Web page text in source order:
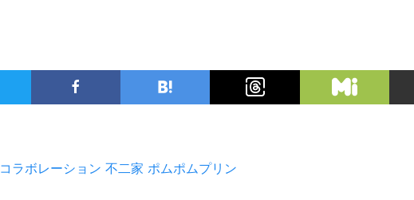
コラボレーション 不二家 ポムポムプリン